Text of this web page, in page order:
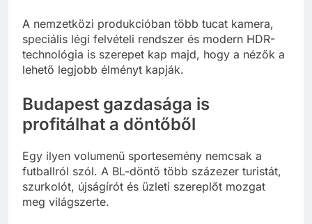
A nemzetközi produkcióban több tucat kamera,
speciális légi felvételi rendszer és modern HDR-
technológia is szerepet kap majd, hogy a nézők a
lehető legjobb élményt kapják.
Budapest gazdasága is
profitálhat a döntőből
Egy ilyen volumenű sportesemény nemcsak a
futballról szól. A BL-döntő több százezer turistát,
szurkolót, újságírót és üzleti szereplőt mozgat
meg világszerte.